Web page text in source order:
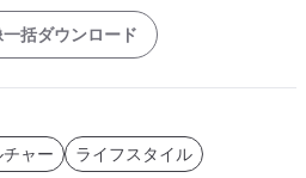
括ダウンロード
ャー
ライフスタイル